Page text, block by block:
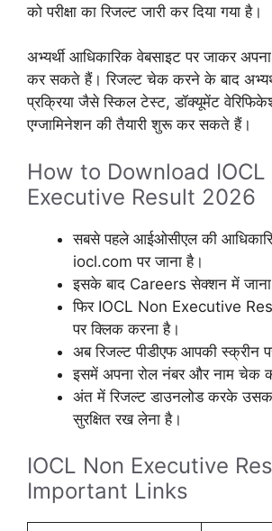
को परीक्षा का रिजल्ट जारी कर दिया गया है।
अभ्यर्थी आधिकारिक वेबसाइट पर जाकर
कर सकते हैं। रिजल्ट चेक करने के बाद
प्रक्रिया जैसे स्किल टेस्ट, डॉक्यूमेंट
एग्जामिनेशन की तैयारी शुरू कर सकते हैं।
How to Download IOCL
Executive Result 2026
सबसे पहले आईओसीएल की
iocl.com पर जाना है।
इसके बाद Careers सेक्शन में
फिर IOCL Non Executive
पर क्लिक करना है।
अब रिजल्ट पीडीएफ आपकी स्क्रीन
इसमें अपना रोल नंबर और नाम चेक
अंत में रिजल्ट डाउनलोड करके
सुरक्षित रख लेना है।
IOCL Non Executive
Important Links